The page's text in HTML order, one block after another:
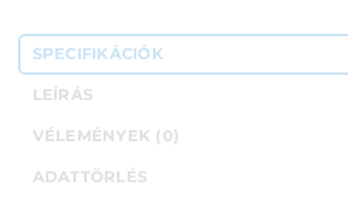
SPECIFIKÁCIÓK
LEÍRÁS
VÉLEMÉNYEK (0)
ADATTÖRLÉS